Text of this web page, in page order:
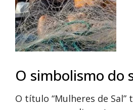
O simbolismo do
O título “Mulheres de